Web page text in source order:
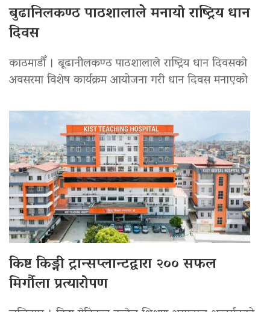
बुढानिलकण्ठ पाठशालाले मनायो राष्ट्रिय धान
दिवस
काठमाडौँ । बूढानीलकण्ठ पाठशालाले राष्ट्रिय धान दिवसको
अवसरमा विशेष कार्यक्रम आयोजना गरी धान दिवस मनाएको
किष्ट किड्नी ट्रान्सप्लान्टद्वारा २०० सफल
मिर्गौला प्रत्यारोपण